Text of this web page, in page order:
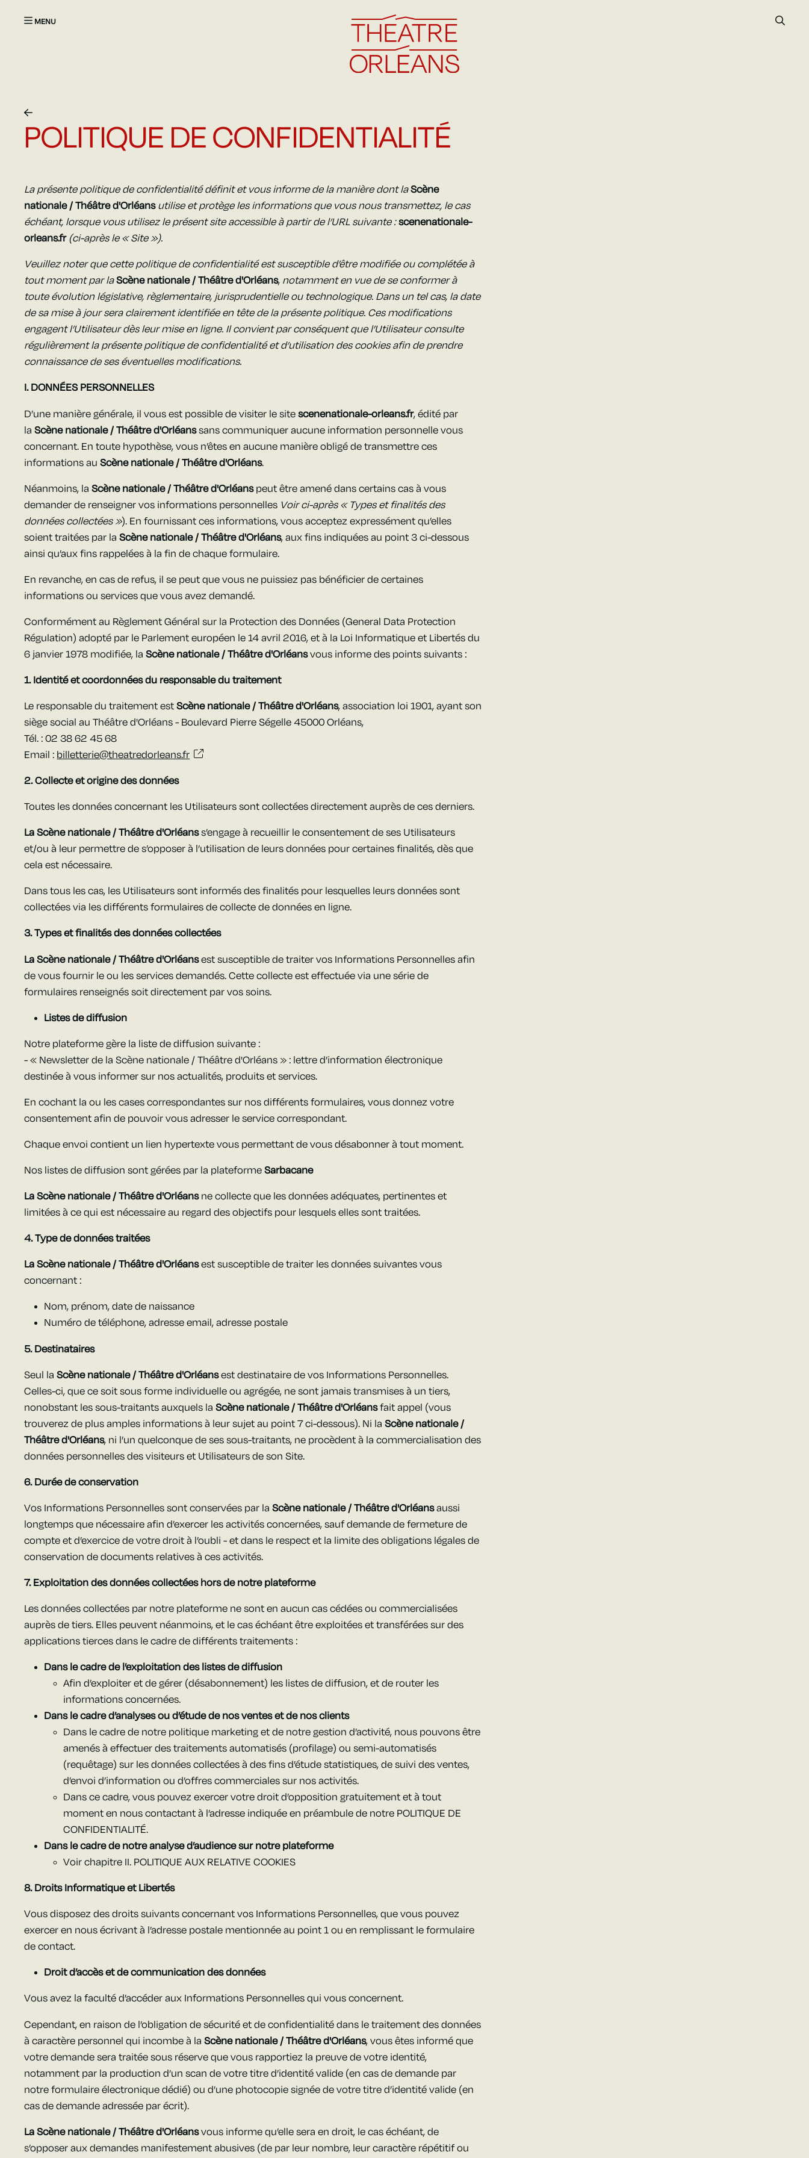
POLITIQUE DE CONFIDENTIALITÉ
La présente politique de confidentialité définit et vous informe de la manière dont laScène
nationale / Théâtre d'Orléans utilise et protège les informations que vous nous transmettez, le cas
échéant, lorsque vous utilisez le présent site accessible à partir de l’URL suivante :scenenationale-
orleans.fr (ci-après le « Site »).
Veuillez noter que cette politique de confidentialité est susceptible d’être modifiée ou complétée à
tout moment par laScène nationale / Théâtre d'Orléans, notamment en vue de se conformer à
toute évolution législative, règlementaire, jurisprudentielle ou technologique. Dans un tel cas, la date
de sa mise à jour sera clairement identifiée en tête de la présente politique. Ces modifications
engagent l’Utilisateur dès leur mise en ligne. Il convient par conséquent que l’Utilisateur consulte
régulièrement la présente politique de confidentialité et d’utilisation des cookies afin de prendre
connaissance de ses éventuelles modifications.
I. DONNÉES PERSONNELLES
D’une manière générale, il vous est possible de visiter le sitescenenationale-orleans.fr, édité par
laScène nationale / Théâtre d'Orléanssans communiquer aucune information personnelle vous
concernant. En toute hypothèse, vous n’êtes en aucune manière obligé de transmettre ces
informations auScène nationale / Théâtre d'Orléans.
Néanmoins, laScène nationale / Théâtre d'Orléanspeut être amené dans certains cas à vous
demander de renseigner vos informations personnelles Voir ci-après « Types et finalités des
données collectées »). En fournissant ces informations, vous acceptez expressément qu’elles
soient traitées par laScène nationale / Théâtre d'Orléans, aux fins indiquées au point 3 ci-dessous
ainsi qu’aux fins rappelées à la fin de chaque formulaire.
En revanche, en cas de refus, il se peut que vous ne puissiez pas bénéficier de certaines
informations ou services que vous avez demandé.
Conformément au Règlement Général sur la Protection des Données (General Data Protection
Régulation) adopté par le Parlement européen le 14 avril 2016, et à la Loi Informatique et Libertés du
6 janvier 1978 modifiée, laScène nationale / Théâtre d'Orléansvous informe des points suivants :
1. Identité et coordonnées du responsable du traitement
Le responsable du traitement estScène nationale / Théâtre d'Orléans, association loi 1901, ayant son
siège social au Théâtre d'Orléans - Boulevard Pierre Ségelle 45000 Orléans,
Tél. : 02 38 62 45 68
Email : billetterie@theatredorleans.fr
2. Collecte et origine des données
Toutes les données concernant les Utilisateurs sont collectées directement auprès de ces derniers.
La Scène nationale / Théâtre d'Orléanss’engage à recueillir le consentement de ses Utilisateurs
et/ou à leur permettre de s’opposer à l’utilisation de leurs données pour certaines finalités, dès que
cela est nécessaire.
Dans tous les cas, les Utilisateurs sont informés des finalités pour lesquelles leurs données sont
collectées via les différents formulaires de collecte de données en ligne.
3. Types et finalités des données collectées
La Scène nationale / Théâtre d'Orléansest susceptible de traiter vos Informations Personnelles afin
de vous fournir le ou les services demandés. Cette collecte est effectuée via une série de
formulaires renseignés soit directement par vos soins.
Listes de diffusion
Notre plateforme gère la liste de diffusion suivante :
- « Newsletter de la Scène nationale / Théâtre d'Orléans » : lettre d’information électronique
destinée à vous informer sur nos actualités, produits et services.
En cochant la ou les cases correspondantes sur nos différents formulaires, vous donnez votre
consentement afin de pouvoir vous adresser le service correspondant.
Chaque envoi contient un lien hypertexte vous permettant de vous désabonner à tout moment.
Nos listes de diffusion sont gérées par la plateformeSarbacane
La Scène nationale / Théâtre d'Orléansne collecte que les données adéquates, pertinentes et
limitées à ce qui est nécessaire au regard des objectifs pour lesquels elles sont traitées.
4. Type de données traitées
La Scène nationale / Théâtre d'Orléansest susceptible de traiter les données suivantes vous
concernant :
Nom, prénom, date de naissance
Numéro de téléphone, adresse email, adresse postale
5. Destinataires
Seul la Scène nationale / Théâtre d'Orléansest destinataire de vos Informations Personnelles.
Celles-ci, que ce soit sous forme individuelle ou agrégée, ne sont jamais transmises à un tiers,
nonobstant les sous-traitants auxquels laScène nationale / Théâtre d'Orléansfait appel (vous
trouverez de plus amples informations à leur sujet au point 7 ci-dessous). Ni laScène nationale /
Théâtre d'Orléans, ni l’un quelconque de ses sous-traitants, ne procèdent à la commercialisation des
données personnelles des visiteurs et Utilisateurs de son Site.
6. Durée de conservation
Vos Informations Personnelles sont conservées par laScène nationale / Théâtre d'Orléansaussi
longtemps que nécessaire afin d’exercer les activités concernées, sauf demande de fermeture de
compte et d’exercice de votre droit à l’oubli - et dans le respect et la limite des obligations légales de
conservation de documents relatives à ces activités.
7. Exploitation des données collectées hors de notre plateforme
Les données collectées par notre plateforme ne sont en aucun cas cédées ou commercialisées
auprès de tiers. Elles peuvent néanmoins, et le cas échéant être exploitées et transférées sur des
applications tierces dans le cadre de différents traitements :
Dans le cadre de l’exploitation des listes de diffusion
Afin d’exploiter et de gérer (désabonnement) les listes de diffusion, et de router les
informations concernées.
Dans le cadre d’analyses ou d’étude de nos ventes et de nos clients
Dans le cadre de notre politique marketing et de notre gestion d’activité, nous pouvons être
amenés à effectuer des traitements automatisés (profilage) ou semi-automatisés
(requêtage) sur les données collectées à des fins d’étude statistiques, de suivi des ventes,
d’envoi d’information ou d’offres commerciales sur nos activités.
Dans ce cadre, vous pouvez exercer votre droit d’opposition gratuitement et à tout
moment en nous contactant à l’adresse indiquée en préambule de notre POLITIQUE DE
CONFIDENTIALITÉ.
Dans le cadre de notre analyse d’audience sur notre plateforme
Voir chapitre II. POLITIQUE AUX RELATIVE COOKIES
8. Droits Informatique et Libertés
Vous disposez des droits suivants concernant vos Informations Personnelles, que vous pouvez
exercer en nous écrivant à l’adresse postale mentionnée au point 1 ou en remplissant le formulaire
de contact.
Droit d’accès et de communication des données
Vous avez la faculté d’accéder aux Informations Personnelles qui vous concernent.
Cependant, en raison de l’obligation de sécurité et de confidentialité dans le traitement des données
à caractère personnel qui incombe à laScène nationale / Théâtre d'Orléans, vous êtes informé que
votre demande sera traitée sous réserve que vous rapportiez la preuve de votre identité,
notamment par la production d’un scan de votre titre d’identité valide (en cas de demande par
notre formulaire électronique dédié) ou d’une photocopie signée de votre titre d’identité valide (en
cas de demande adressée par écrit).
La Scène nationale / Théâtre d'Orléansvous informe qu’elle sera en droit, le cas échéant, de
s’opposer aux demandes manifestement abusives (de par leur nombre, leur caractère répétitif ou
Agenda
Infos pratiques